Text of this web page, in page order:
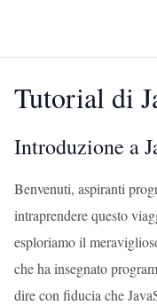
Tutorial di
Introduzione a
Benvenuti, aspiranti
intraprendere questo
esploriamo il
che ha insegnato
dire con fiducia che